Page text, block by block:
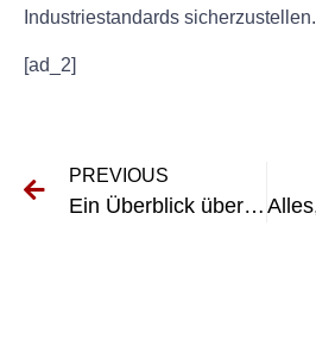
Industriestandards sicherzustellen.
[ad_2]
PREVIOUS
Ein Überblick über die Vorschriften der DGUV Fahrzeuge70